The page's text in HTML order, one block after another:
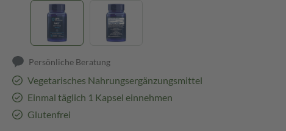
Persönliche Beratung
Vegetarisches Nahrungsergänzungsmittel
Einmal täglich 1 Kapsel einnehmen
Glutenfrei